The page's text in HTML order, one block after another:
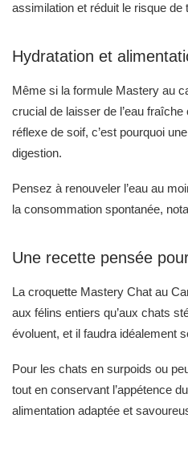
assimilation et réduit le risque
Hydratation et
Même si la formule Mastery au
crucial de laisser de l’eau
réflexe de soif, c’est pourquoi
digestion.
Pensez à renouveler l’eau au
la consommation spontanée,
Une recette pensée
La croquette Mastery Chat au
aux félins entiers qu’aux chats
évoluent, et il faudra idéalement
Pour les chats en surpoids ou
tout en conservant l’appétence
alimentation adaptée et